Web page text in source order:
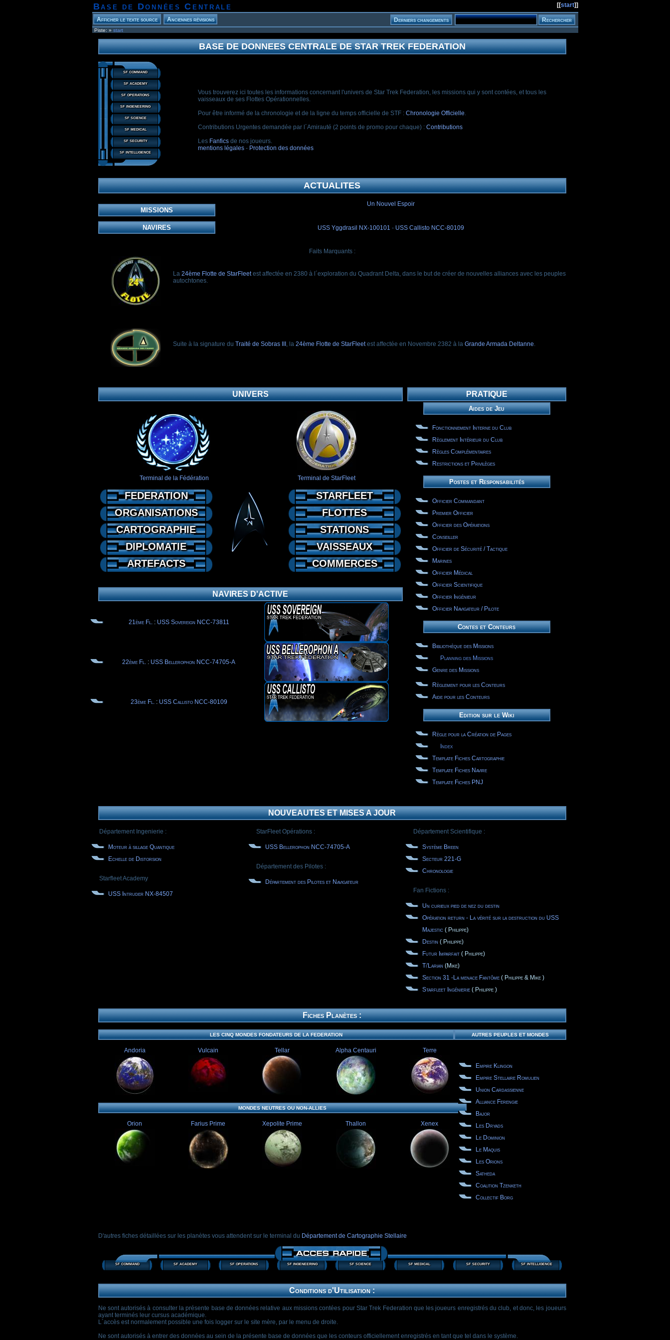
[[start]]
Base de Données Centrale
Piste: » start
BASE DE DONNEES CENTRALE DE STAR TREK FEDERATION
sf command
sf academy
sf operations
sf ingeneering
sf science
sf medical
sf security
sf intelligence
Vous trouverez ici toutes les informations concernant l'univers de Star Trek Federation, les missions qui y sont contées, et tous les
vaisseaux de ses Flottes Opérationnelles.
Pour être informé de la chronologie et de la ligne du temps officielle de STF : Chronologie Officielle.
Contributions Urgentes demandée par l´Amirauté (2 points de promo pour chaque) : Contributions
Les Fanficsde nos joueurs.
mentions légales- Protection des données
ACTUALITES
MISSIONS
Un Nouvel Espoir
NAVIRES USS Yggdrasil NX-100101 - USS Callisto NCC-80109
Faits Marquants :
La 24ème Flotte de StarFleetest affectée en 2380 à l´exploration du Quadrant Delta, dans le but de créer de nouvelles alliances avec les peuples
autochtones.
Suite à la signature du Traité de Sobras III , la 24ème Flotte de StarFleetest affectée en Novembre 2382 à la Grande Armada Deltanne.
UNIVERS PRATIQUE
Terminal de la Fédération Terminal de StarFleet
FEDERATION
ORGANISATIONS
CARTOGRAPHIE
DIPLOMATIE
ARTEFACTS
STARFLEET
FLOTTES
STATIONS
VAISSEAUX
COMMERCES
NAVIRES D'ACTIVE
21ème Fl.: USS Sovereign NCC-73811
22ème Fl. : USS Bellerophon NCC-74705-A
23ème Fl.: USS Callisto NCC-80109
Aides de Jeu
Fonctionnement Interne du Club
Règlement Intérieur du Club
Règles Complémentaires
Restrictions et Privilèges
Postes et Responsabilités
Officier Commandant
Premier Officier
Officier des Opérations
Conseiller
Officier de Sécurité / Tactique
Marines
Officier Médical
Officier Scientifique
Officier Ingénieur
Officier Navigateur / Pilote
Contes et Conteurs
Bibliothèque des Missions
Planning des Missions
Genre des Missions
Règlement pour les Conteurs
Aide pour les Conteurs
Edition sur le Wiki
Règle pour la Création de Pages
Index
Template Fiches Cartographie
Template Fiches Navire
Template Fiches PNJ
NOUVEAUTES ET MISES A JOUR
Département Ingenierie :
Moteur à sillage Quantique
Echelle de Distorsion
Starfleet Academy
USS Intruder NX-84507
StarFleet Opérations :
USS Bellerophon NCC-74705-A
Département des Pilotes :
Département des Pilotes et Navigateur
Département Scientifique :
Système Breen
Secteur 221-G
Chronologie
Fan Fictions :
Un curieux pied de nez du destin
Opération return - La vérité sur la destruction du USS
Majestic( Philippe)
Destin( Philippe)
Futur Imparfait( Philippe)
Ti'Larian(Mike)
Section 31 -La menace Fantôme( Philippe & Mike )
Starfleet Ingénierie( Philippe )
Fiches Planètes :
LES CINQ MONDES FONDATEURS DE LA FEDERATION AUTRES PEUPLES ET MONDES
Andoria Vulcain Tellar Alpha Centauri Terre
MONDES NEUTRES OU NON-ALLIES
Orion Farius Prime Xepolite Prime Thallon Xenex
Empire Klingon
Empire Stellaire Romulien
Union Cardassienne
Alliance Ferengie
Bajor
Les Dryads
Le Dominion
Le Maquis
Les Orions
Satheda
Coalition Tzenketh
Collectif Borg
D'autres fiches détaillées sur les planètes vous attendent sur le terminal du Département de Cartographie Stellaire
sf command sf academy sf operations sf ingeneering sf science sf medical sf security sf intelligence
Conditions d'Utilisation :
Ne sont autorisés à consulter la présente base de données relative aux missions contées pour Star Trek Federation que les joueurs enregistrés du club, et donc, les joueurs
ayant terminés leur cursus académique.
L´accès est normalement possible une fois logger sur le site mère, par le menu de droite.
Ne sont autorisés à entrer des données au sein de la présente base de données que les conteurs officiellement enregistrés en tant que tel dans le système.